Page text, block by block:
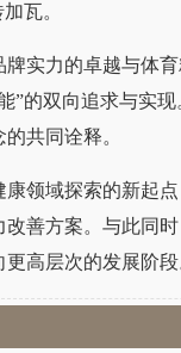
瓦。
实力的卓越与体育
”的双向追求与实
共同诠释。
域探索的新起点
善方案。与此同
高层次的发展阶段